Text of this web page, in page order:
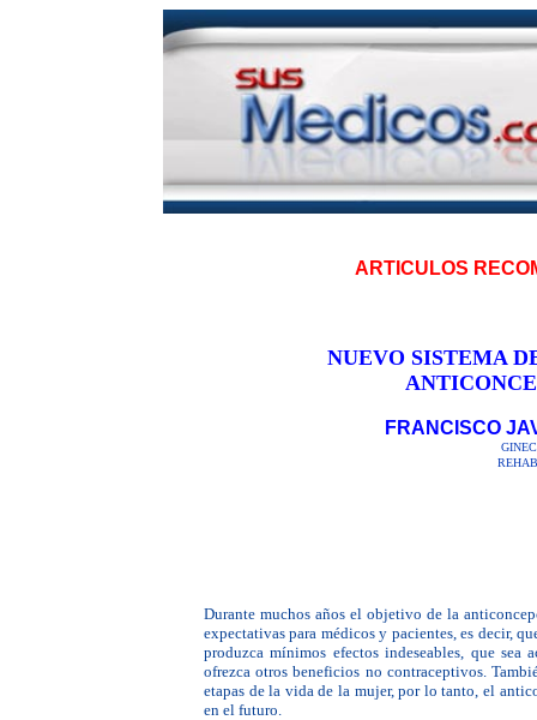
ARTICULOS
NUEVO SISTEMA
FRANCISCO
Durante muchos años el objetivo de la
expectativas para médicos y pacientes, es decir,
produzca mínimos efectos indeseables, que
ofrezca otros beneficios no contraceptivos.
etapas de la vida de la mujer, por lo tanto, el
en el futuro.